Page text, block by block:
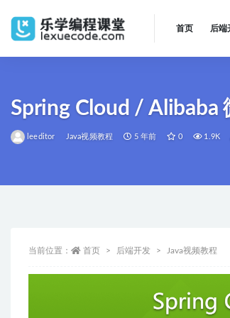
首页 后端
Spring Cloud / Alibaba
leeditor Java视频教程 5 年前 0 1.9K
当前位置： 首页 后端开发 Java视频教程